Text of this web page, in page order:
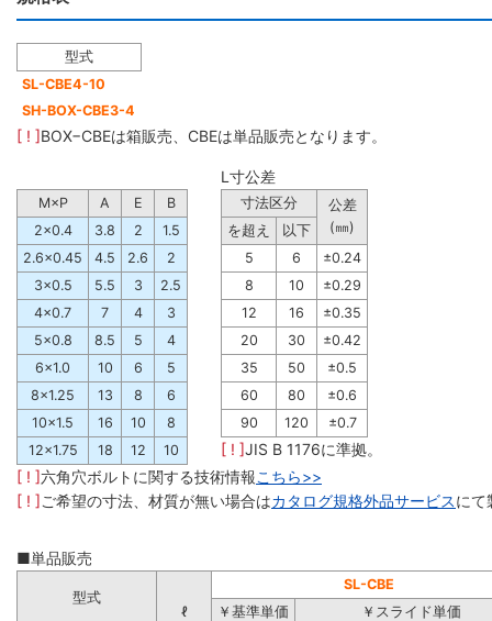
型式
SL-CBE4-10
SH-BOX-CBE3-4
[ ! ]BOX−CBEは箱販売、CBEは単品販売となります。
M×P A E
B
2×0.4
3.8 2
1.5
2.6×0.45
4.5 2.6
2
3×0.5
5.5 3
2.5
4×0.7
7 4
3
5×0.8
8.5 5
4
6×1.0
10 6
5
8×1.25
13 8
6
10×1.5
16 10
8
12×1.75
18 12 10
L寸公差
寸法区分
公差
(㎜)
を超え
以下
5
6
±0.24
8
10
±0.29
12
16
±0.35
20
30
±0.42
35
50
±0.5
60
80
±0.6
90
120 ±0.7
[ ! ]JIS B 1176に準拠。
[ ! ]六角穴ボルトに関する技術情報こちら>>
[ ! ]ご希望の寸法、材質が無い場合はカタログ規格外品サービスにて
■単品販売
型式
ℓ
SL-CBE
￥基準単価
￥スライド単価